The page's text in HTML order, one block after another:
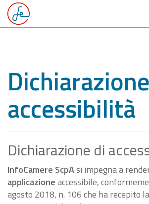
accessibilità
Dichiarazione di
InfoCamere ScpAsi impegna a
applicazioneaccessibile,
agosto 2018, n. 106 che ha recepito